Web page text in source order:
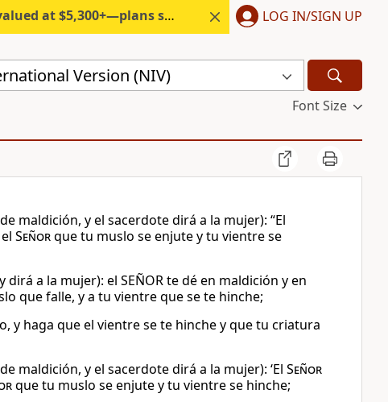
$5,300+—plans start under $6/month. LOG IN/SIGN UP
Version (NIV)
Font Size
maldición, y el sacerdote dirá a la mujer): “El
Señorque tu muslo se enjute y tu vientre se
a la mujer): el SEÑOR te dé en maldición y en
que falle, y a tu vientre que se te hinche;
y haga que el vientre se te hinche y que tu criatura
maldición, y el sacerdote dirá a la mujer): ‘El Señor
que tu muslo se enjute y tu vientre se hinche;